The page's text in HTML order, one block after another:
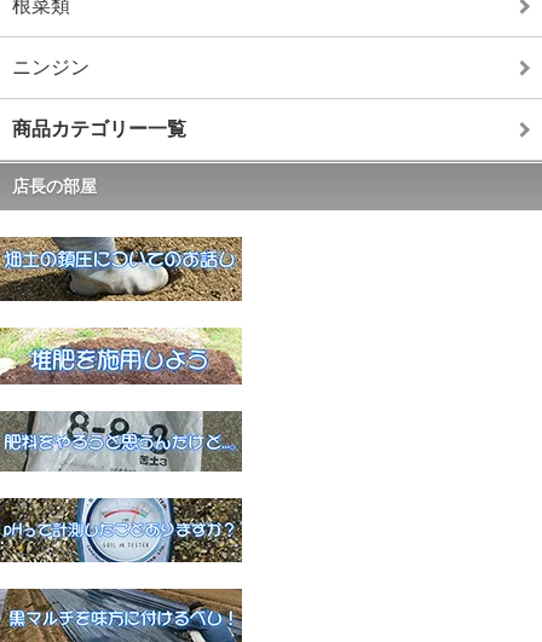
根菜類
ニンジン
商品カテゴリー一覧
店長の部屋